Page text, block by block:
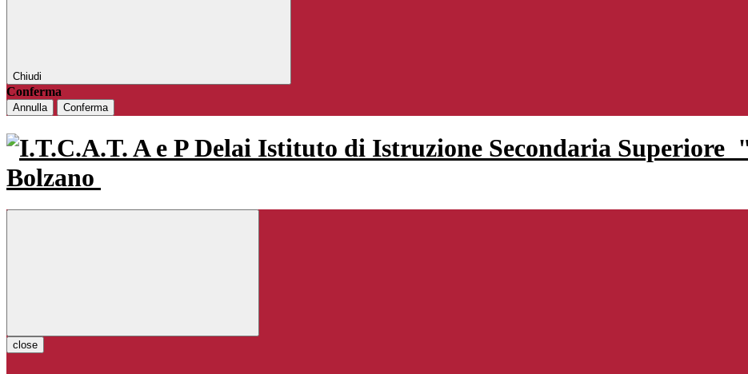
Chiudi
Conferma
Annulla Conferma
Istituto di Istruzione Secondaria Superiore
Bolzano
close